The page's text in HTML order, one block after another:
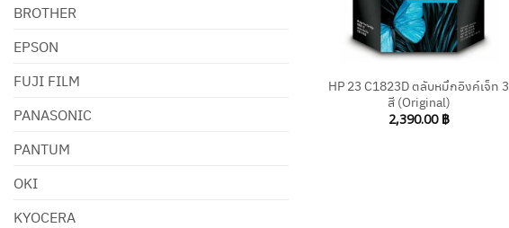
BROTHER
EPSON
FUJI FILM
PANASONIC
PANTUM
OKI
KYOCERA
HP 23 C1823D ตลับหมึกอิงค์เจ็ท 3
สี (Original)
2,390.00 ฿